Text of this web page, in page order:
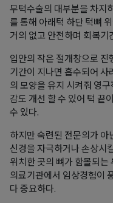
무턱수술의 대부분을 차지
를 통해 아래턱 하단 턱뼈
거의 없고 안전하며 회복기
입안의 작은 절개창으로
기간이 지나면 흡수되어 사
의 모양을 유지 시켜줘 영
감도 개선 할 수 있어 턱 끝
수 있다.
하지만 숙련된 전문의가
신경을 자극하거나 손상시
위치한 곳의 뼈가 함몰되
의료기관에서 임상경험이
다 중요하다.